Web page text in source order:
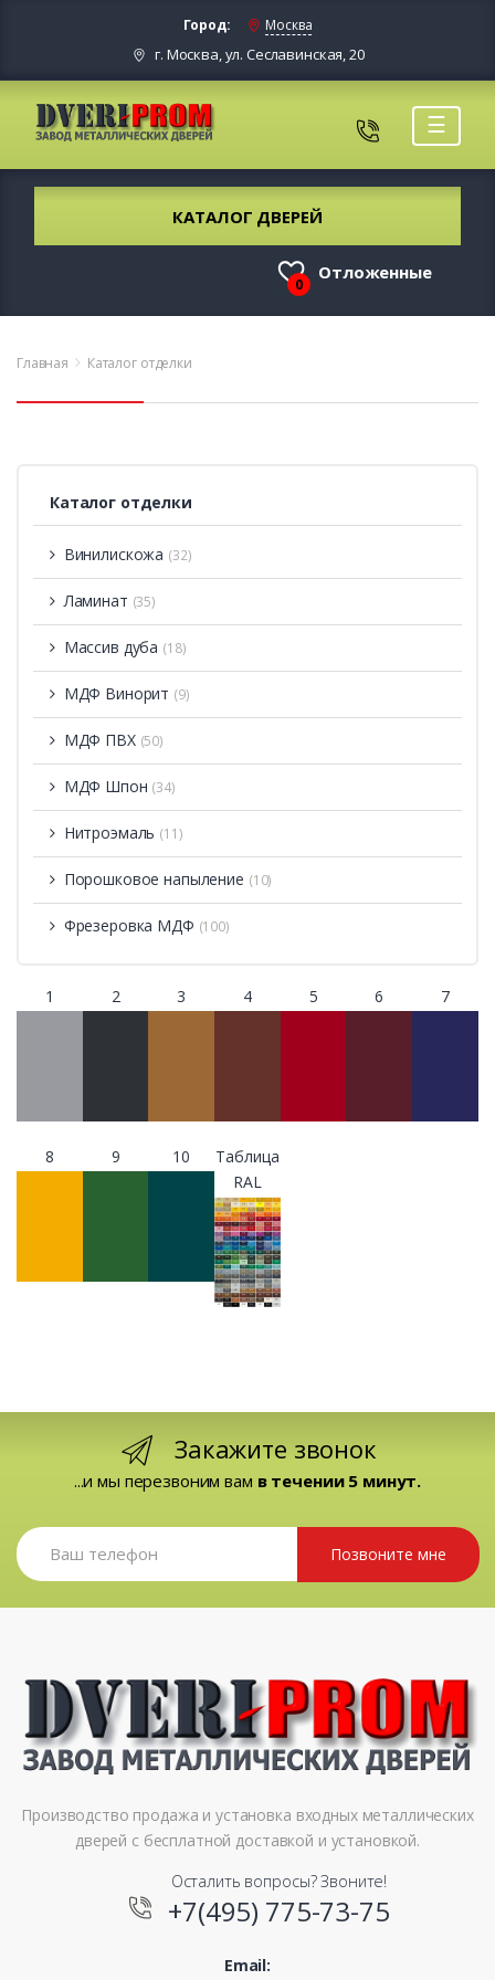
Город: Москва
г. Москва, ул. Сеславинская, 20
☰
КАТАЛОГ ДВЕРЕЙ
0
Отложенные
Главная Каталог отделки
Каталог отделки
Винилискожа (32)
Ламинат (35)
Массив дуба (18)
МДФ Винорит (9)
МДФ ПВХ (50)
МДФ Шпон (34)
Нитроэмаль (11)
Порошковое напыление (10)
Фрезеровка МДФ (100)
1 2 3 4 5 6 7
8 9 10
Таблица
RAL
Закажите звонок
...и мы перезвоним вам в течении 5 минут.
Позвоните мне
Производство продажа и установка входных металлических
дверей с бесплатной доставкой и установкой.
Осталить вопросы? Звоните!
+7(495) 775-73-75
Email: